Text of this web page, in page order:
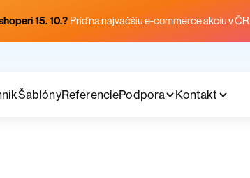
15. 10.? Príď na najväčšiu e-commerce akciu v
ŠablónyReferenciePodpora Kontakt